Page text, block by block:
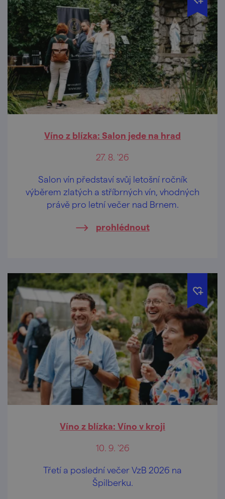
Víno z blízka: Salon jede na hrad
27. 8. '26
Salon vín představí svůj letošní ročník
výběrem zlatých a stříbrných vín, vhodných
právě pro letní večer nad Brnem.
prohlédnout
Víno z blízka: Víno v kroji
10. 9. '26
Třetí a poslední večer VzB 2026 na
Špilberku.